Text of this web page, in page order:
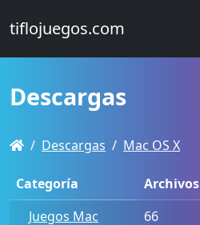
tiflojuegos.com
Descargas
Descargas Mac OS X
Categoría Archivos
Juegos Mac
66